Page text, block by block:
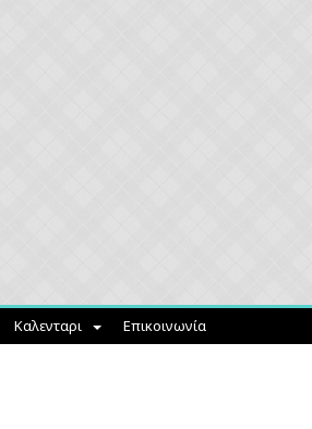
Καλενταρι Επικοινωνία